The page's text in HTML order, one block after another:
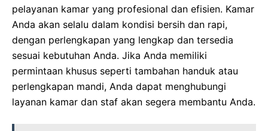
pelayanan kamar yang profesional dan efisien. Kamar
Anda akan selalu dalam kondisi bersih dan rapi,
dengan perlengkapan yang lengkap dan tersedia
sesuai kebutuhan Anda. Jika Anda memiliki
permintaan khusus seperti tambahan handuk atau
perlengkapan mandi, Anda dapat menghubungi
layanan kamar dan staf akan segera membantu Anda.